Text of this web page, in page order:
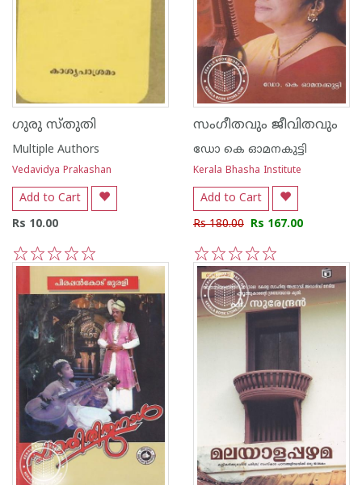
ഗുരു സ്തുതി
Multiple Authors
Vedavidya Prakashan
Add to Cart
Rs 10.00
5
4
3
2
1
സംഗീതവും ജീവിതവും
ഡോ കെ ഓമനകുട്ടി
Kerala Bhasha Institute
Add to Cart
Rs 180.00 Rs 167.00
5
4
3
2
1